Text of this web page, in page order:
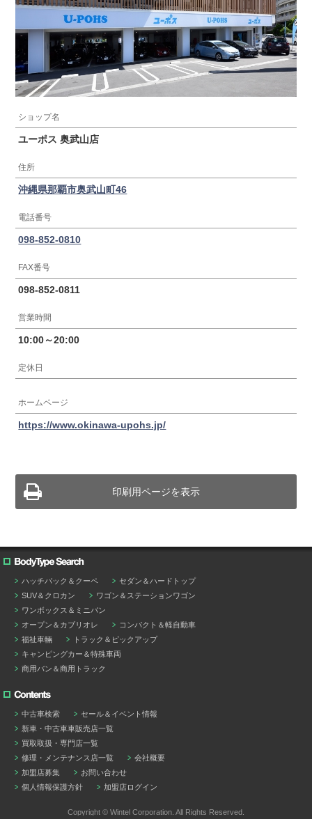
ショップ名
ユーポス 奥武山店
住所
沖縄県那覇市奥武山町46
電話番号
098-852-0810
FAX番号
098-852-0811
営業時間
10:00～20:00
定休日
ホームページ
https://www.okinawa-upohs.jp/
印刷用ページを表示
ハッチバック＆クーペ
セダン＆ハードトップ
SUV＆クロカン
ワゴン＆ステーションワゴン
ワンボックス＆ミニバン
オープン＆カブリオレ
コンパクト＆軽自動車
福祉車輛
トラック＆ピックアップ
キャンピングカー＆特殊車両
商用バン＆商用トラック
中古車検索
セール＆イベント情報
新車・中古車⾞販売店一覧
買取取扱・専門店一覧
修理・メンテナンス店一覧
会社概要
加盟店募集
お問い合わせ
個人情報保護方針
加盟店ログイン
Copyright © Wintel Corporation. All Rights Reserved.